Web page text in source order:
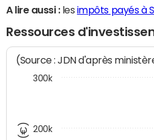
A lire aussi :les impôts payés à
Ressources
(Source : JDN d'après
200k
300k